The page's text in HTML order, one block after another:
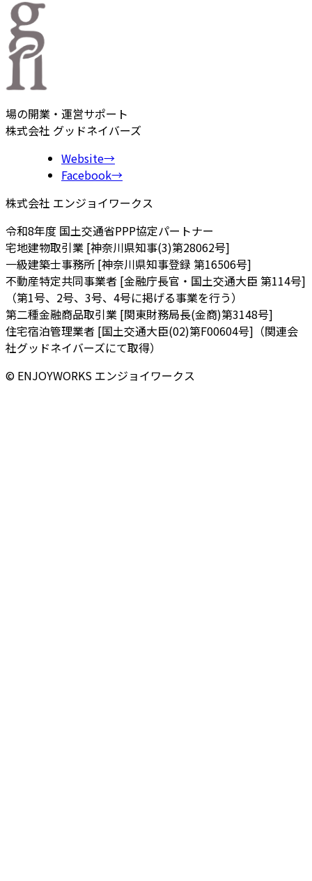
場の開業・運営サポート
株式会社 グッドネイバーズ
Website→
Facebook→
株式会社 エンジョイワークス
令和8年度 国土交通省PPP協定パートナー
宅地建物取引業 [神奈川県知事(3)第28062号]
一級建築士事務所 [神奈川県知事登録 第16506号]
不動産特定共同事業者 [金融庁長官・国土交通大臣 第114号]
（第1号、2号、3号、4号に掲げる事業を行う）
第二種金融商品取引業 [関東財務局長(金商)第3148号]
住宅宿泊管理業者 [国土交通大臣(02)第F00604号]（関連会
社グッドネイバーズにて取得）
© ENJOYWORKS エンジョイワークス